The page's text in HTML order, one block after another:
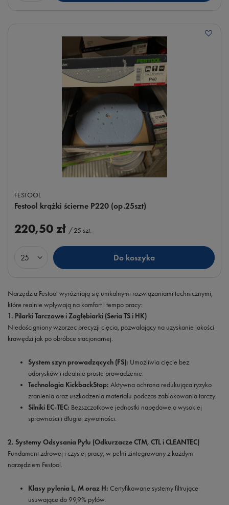
FESTOOL
Festool krążki ścierne P220 (op.25szt)
220,50 zł /25 szt.
Ilość produktów Do koszyka
Narzędzia Festool wyróżniają się unikalnymi rozwiązaniami technicznymi,
które realnie wpływają na komfort i tempo pracy:
1. Pilarki Tarczowe i Zagłębiarki (Seria TS i HK)
Niedościgniony wzorzec precyzji cięcia, pozwalający na uzyskanie jakości
krawędzi jak po obróbce stacjonarnej.
System szyn prowadzących (FS): Umożliwia cięcie bez
odprysków i idealnie proste prowadzenie.
Technologia KickbackStop: Aktywna ochrona redukująca ryzyko
zranienia oraz uszkodzenia materiału podczas zablokowania tarczy.
Silniki EC-TEC: Bezszczotkowe jednostki napędowe o wysokiej
sprawności i długiej żywotności.
2. Systemy Odsysania Pyłu (Odkurzacze CTM, CTL i CLEANTEC)
Fundament zdrowej i czystej pracy, w pełni zintegrowany z każdym
narzędziem Festool.
Klasy pylenia L, M oraz H: Certyfikowane systemy filtrujące
usuwające do 99,9% pyłów.